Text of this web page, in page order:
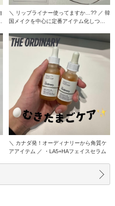
＼ リップライナー使ってますか…?? ／ 韓
国メイクを中心に定番アイテム化しつつ
＼ カナダ発！オーディナリーから角質ケ
アアイテム ／ ・LA5+HAフェイスセラム